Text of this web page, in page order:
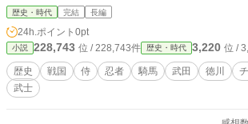
んば)にあえなく捕まってしまう。死ぬか、真田家当主
う二つの選択肢が示される。――臣従することを選ぶ尚
歴史・時代 完結 長編
24h.ポイント 0pt
小説 228,743 位 / 228,743件 歴史・時代 3,220 位 /
歴史 戦国 侍 忍者 騎馬 武田 徳川
武士